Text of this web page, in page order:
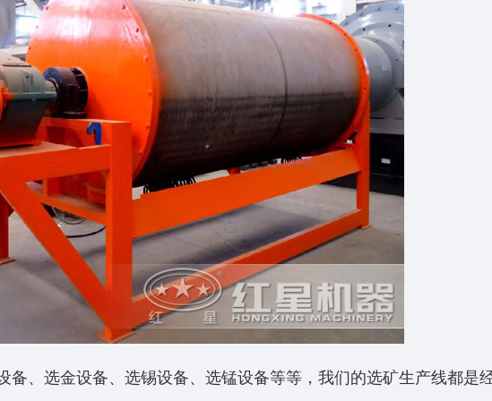
备、选金设备、选锡设备、选锰设备等等，我们的选矿生产线都是